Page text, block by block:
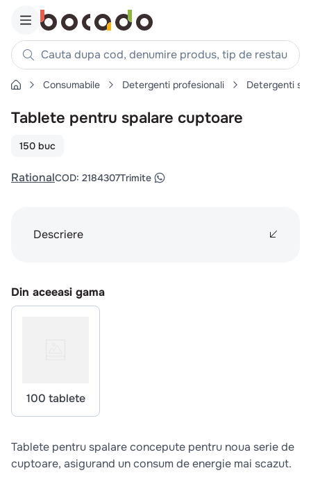
Cauta dupa cod, denumire produs, tip de restaurant,
Căutări populare
1. cartofi
. piept pui
4. chifle
coaste
9. croissant
Consumabile Detergenti profesionali Detergenti
Tablete pentru spalare cuptoare
150 buc
RationalCOD: 2184307Trimite
Descriere
Din aceeasi gama
100 tablete
Tablete pentru spalare concepute pentru noua serie de
cuptoare, asigurand un consum de energie mai scazut.